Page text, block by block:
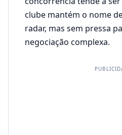
clube mantém o nome
radar, mas sem pressa
negociação complexa.